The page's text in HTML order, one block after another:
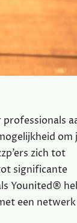
professionals
om
zich tot
significante
Younited®
een